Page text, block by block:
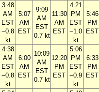
3:48
AM
EST
−0.8
kt
5:07
AM
EST
9:09
AM
EST
0.7 kt
11:30
AM
EST
4:21
PM
EST
−1.0
kt
5:46
PM
EST
4:38
AM
EST
−0.8
kt
6:00
AM
EST
10:09
AM
EST
0.7 kt
12:20
PM
EST
5:06
PM
EST
−0.9
kt
6:33
PM
EST